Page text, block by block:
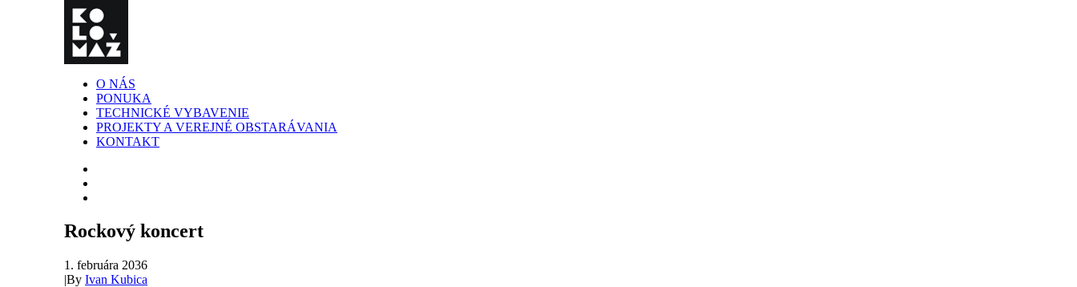
O NÁS
PONUKA
TECHNICKÉ VYBAVENIE
PROJEKTY A VEREJNÉ OBSTARÁVANIA
KONTAKT
Rockový koncert
1. februára 2036
|By Ivan Kubica